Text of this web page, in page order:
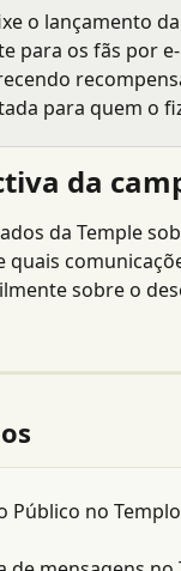
o lançamento
para os fãs por
para quem o
da
da Temple
quais
sobre o
Público no Templo